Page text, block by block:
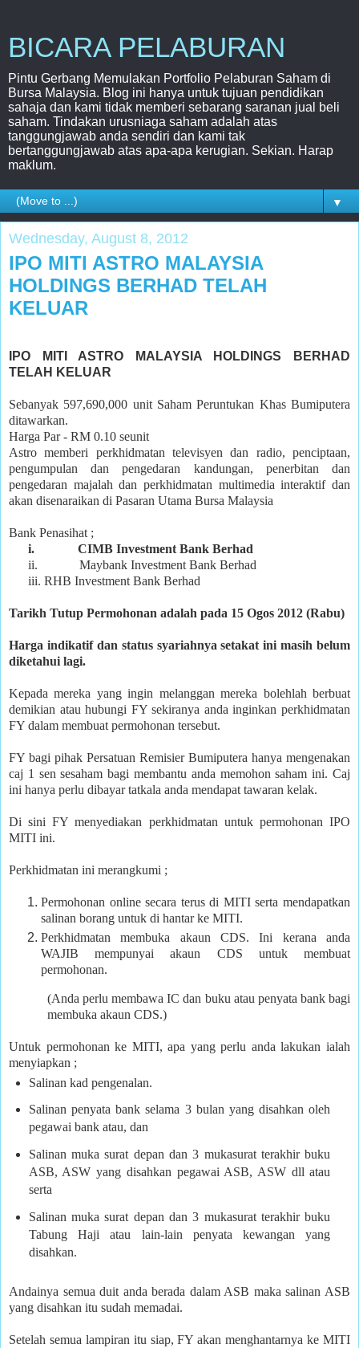
BICARA PELABURAN
Pintu Gerbang Memulakan Portfolio Pelaburan Saham di
Bursa Malaysia. Blog ini hanya untuk tujuan pendidikan
sahaja dan kami tidak memberi sebarang saranan jual beli
saham. Tindakan urusniaga saham adalah atas
tanggungjawab anda sendiri dan kami tak
bertanggungjawab atas apa-apa kerugian. Sekian. Harap
maklum.
▼
Wednesday, August 8, 2012
IPO MITI ASTRO MALAYSIA
HOLDINGS BERHAD TELAH
KELUAR
IPO MITI ASTRO MALAYSIA HOLDINGS BERHAD
TELAH KELUAR
Sebanyak 597,690,000 unit Saham Peruntukan Khas Bumiputera
ditawarkan.
Harga Par - RM 0.10 seunit
Astro memberi perkhidmatan televisyen dan radio, penciptaan,
pengumpulan dan pengedaran kandungan, penerbitan dan
pengedaran majalah dan perkhidmatan multimedia interaktif dan
akan disenaraikan di Pasaran Utama Bursa Malaysia
Bank Penasihat ;
i.
CIMB Investment Bank Berhad
ii.
Maybank Investment Bank Berhad
iii. RHB Investment Bank Berhad
Tarikh Tutup Permohonan adalah pada 15 Ogos 2012 (Rabu)
Harga indikatif dan status syariahnya setakat ini masih belum
diketahui lagi.
Kepada mereka yang ingin melanggan mereka bolehlah berbuat
demikian atau hubungi FY sekiranya anda inginkan perkhidmatan
FY dalam membuat permohonan tersebut.
FY bagi pihak Persatuan Remisier Bumiputera hanya mengenakan
caj 1 sen sesaham bagi membantu anda memohon saham ini. Caj
ini hanya perlu dibayar tatkala anda mendapat tawaran kelak.
Di sini FY menyediakan perkhidmatan untuk permohonan IPO
MITI ini.
Perkhidmatan ini merangkumi ;
Permohonan online secara terus di MITI serta mendapatkan
salinan borang untuk di hantar ke MITI.
Perkhidmatan membuka akaun CDS. Ini kerana anda
WAJIB mempunyai akaun CDS untuk membuat
permohonan.
(Anda perlu membawa IC dan buku atau penyata bank bagi
membuka akaun CDS.)
Untuk permohonan ke MITI, apa yang perlu anda lakukan ialah
menyiapkan ;
Salinan kad pengenalan.
Salinan penyata bank selama 3 bulan yang disahkan oleh
pegawai bank atau, dan
Salinan muka surat depan dan 3 mukasurat terakhir buku
ASB, ASW yang disahkan pegawai ASB, ASW dll atau
serta
Salinan muka surat depan dan 3 mukasurat terakhir buku
Tabung Haji atau lain-lain penyata kewangan yang
disahkan.
Andainya semua duit anda berada dalam ASB maka salinan ASB
yang disahkan itu sudah memadai.
Setelah semua lampiran itu siap, FY akan menghantarnya ke MITI